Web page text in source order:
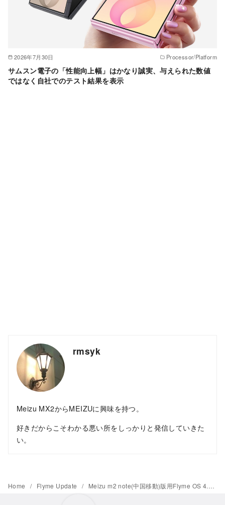
2026年7月30日 Processor/Platform
サムスン電子の「性能向上幅」はかなり誠実、与えられた数値
ではなく自社でのテスト結果を表示
rmsyk
Meizu MX2からMEIZUに興味を持つ。
好きだからこそわかる悪い所をしっかりと発信していきた
い。
Home Flyme Update Meizu m2 note(中国移動)版用Flyme OS 4.5がリリース